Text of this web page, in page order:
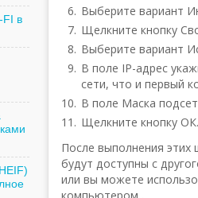
Выберите вариант
Щелкните кнопку
Выберите вариант
В поле IP-адрес
сети, что и первый
В поле Маска
Щелкните кнопку ОК.
После выполнения
будут доступны с
или вы можете
FI в